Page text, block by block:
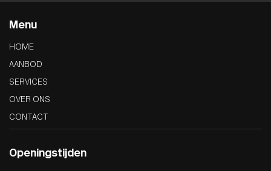
Menu
HOME
AANBOD
SERVICES
OVER ONS
CONTACT
Openingstijden